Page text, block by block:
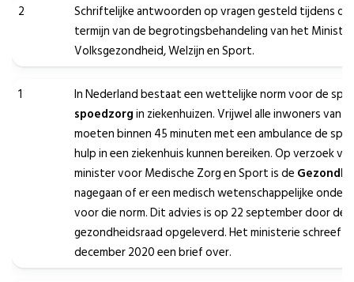
2
Schriftelijke antwoorden op vragen gesteld tijdens
termijn van de begrotingsbehandeling van het
Volksgezondheid, Welzijn en Sport.
1
In Nederland bestaat een wettelijke norm voor de
spoedzorgin ziekenhuizen. Vrijwel alle inwoners van
moeten binnen 45 minuten met een ambulance de
hulp in een ziekenhuis kunnen bereiken. Op verzoek
minister voor Medische Zorg en Sport is de
nagegaan of er een medisch wetenschappelijke
voor die norm. Dit advies is op 22 september door de
gezondheidsraad opgeleverd. Het ministerie schreef
december 2020 een brief over.